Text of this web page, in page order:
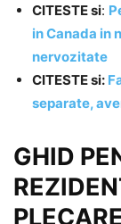
CITESTE si:
in Canada in
nervozitate
CITESTE si:
separate,
GHID